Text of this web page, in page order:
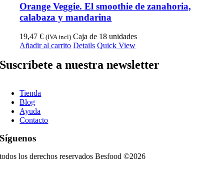
Orange Veggie. El smoothie de zanahoria,
calabaza y mandarina
19,47€ (IVA incl) Caja de 18 unidades
Añadir al carrito Details Quick View
Suscríbete a nuestra newsletter
Tienda
Blog
Ayuda
Contacto
Síguenos
todos los derechos reservados Besfood ©2026